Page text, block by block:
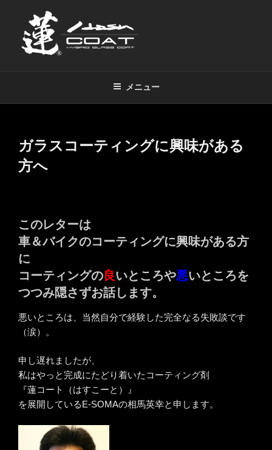
メニュー
ガラスコーティングに興味がある
方へ
このレターは
車＆バイクのコーティングに興味がある方
に
コーティングの 良いところや悪いところを
つつみ隠さずお話します。
悪いところは、当然自分で経験した完全なる失敗談です
（涙）。
申し遅れましたが、
私はやっと完成にたどり着いたコーティング剤
『蓮コート（はすこーと）』
を展開しているE-SOMAの相馬英幸と申します。